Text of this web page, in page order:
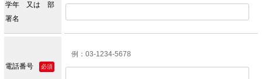
学年 又は 部
署名
電話番号 必須
例：03-1234-5678